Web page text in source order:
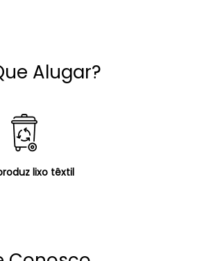
Alugar?
lixo têxtil